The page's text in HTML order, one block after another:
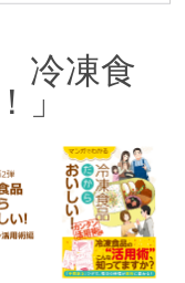
冷凍食
」